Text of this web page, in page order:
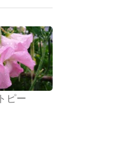
ピー